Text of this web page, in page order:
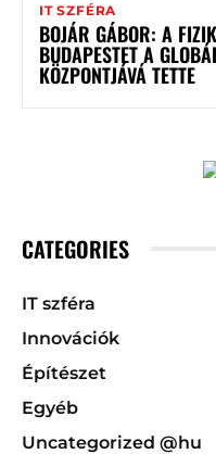
IT SZFÉRA
BOJÁR GÁBOR: A
BUDAPESTET A
KÖZPONTJÁVÁ TETTE
CATEGORIES
IT szféra
Innovációk
Építészet
Egyéb
Uncategorized @hu